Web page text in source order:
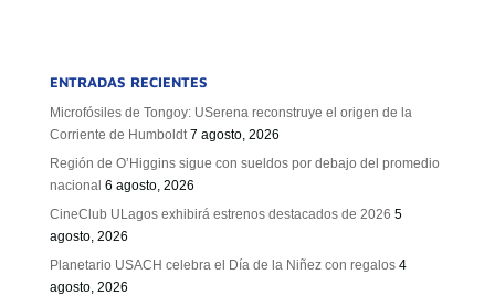
ENTRADAS RECIENTES
Microfósiles de Tongoy: USerena reconstruye el origen de la
Corriente de Humboldt 7 agosto, 2026
Región de O’Higgins sigue con sueldos por debajo del promedio
nacional 6 agosto, 2026
CineClub ULagos exhibirá estrenos destacados de 2026 5
agosto, 2026
Planetario USACH celebra el Día de la Niñez con regalos 4
agosto, 2026